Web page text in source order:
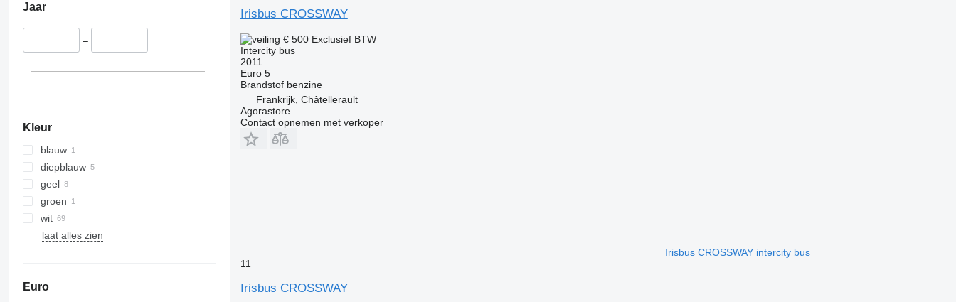
Jaar
–
Kleur
blauw
diepblauw
geel
groen
wit
laat alles zien
Euro
Irisbus CROSSWAY
€ 500 Exclusief BTW
Intercity bus
2011
Euro 5
Brandstof benzine
Frankrijk, Châtellerault
Agorastore
Contact opnemen met verkoper
Irisbus CROSSWAY intercity bus
11
Irisbus CROSSWAY